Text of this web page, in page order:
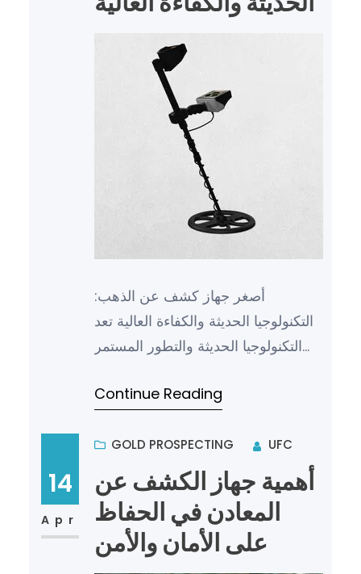
أصغر جهاز كشف عن الذهب:
التكنولوجيا الحديثة والكفاءة العالية تعد
التكنولوجيا الحديثة والتطور المستمر
Continue Reading
14
Apr
GOLD PROSPECTING UFC
أهمية جهاز الكشف عن
المعادن في الحفاظ
على الأمان والأمن